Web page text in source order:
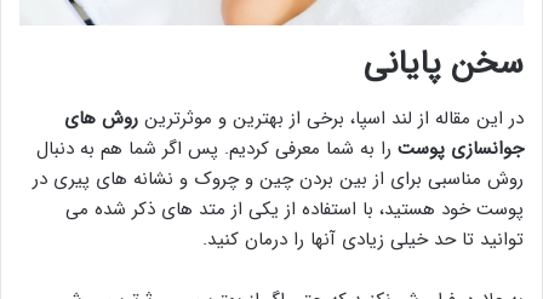
سخن پایانی
در این مقاله از لند اسپا، برخی از بهترین و موثرترین روش های
جوانسازی پوست را به شما معرفی کردیم. پس اگر شما هم به دنبال
روش مناسبی برای از بین بردن چین و چروک و نشانه های پیری در
پوست خود هستید، با استفاده از یکی از متد های ذکر شده می
توانید تا حد خیلی زیادی آنها را درمان کنید.